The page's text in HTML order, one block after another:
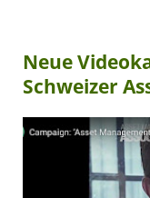
Neue
Schweizer